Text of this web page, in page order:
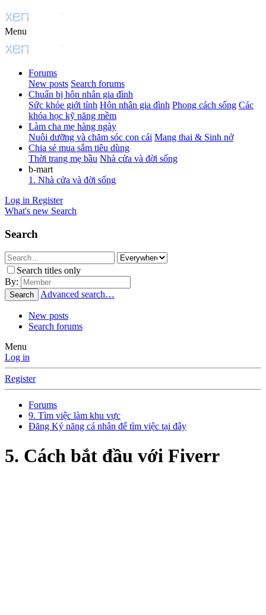
Menu
Forums
New posts Search forums
Chuẩn bị hôn nhân gia đình
Sức khỏe giới tính Hôn nhân gia đình Phong cách sống Các
khóa học kỹ năng mềm
Làm cha mẹ hàng ngày
Nuôi dưỡng và chăm sóc con cái Mang thai & Sinh nở
Chia sẻ mua sắm tiêu dùng
Thời trang mẹ bầu Nhà cửa và đời sống
b-mart
1. Nhà cửa và đời sống
Log in Register
What's new Search
Search
Search titles only
By:
Search Advanced search…
New posts
Search forums
Menu
Log in
Register
Forums
9. Tìm việc làm khu vực
Đăng Ký năng cá nhân để tìm việc tại đây
5. Cách bắt đầu với Fiverr